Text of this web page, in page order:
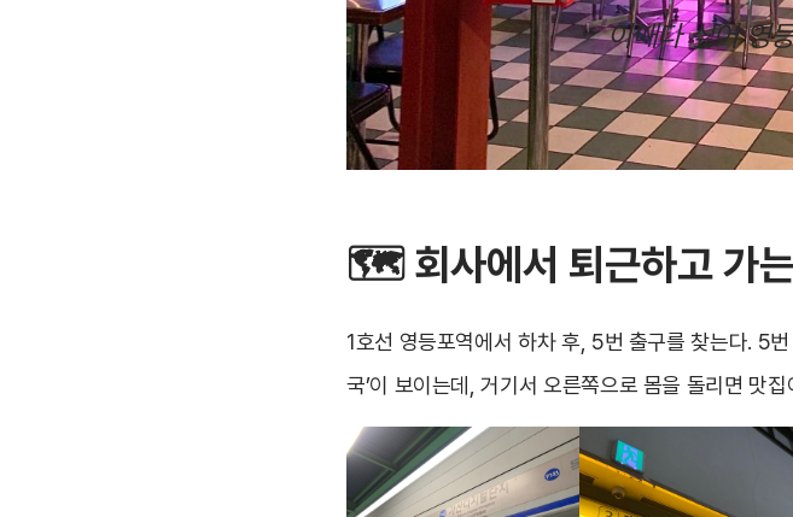
이때다 싶어 영
🗺회사에서 퇴근하고가
1호선 영등포역에서 하차 후, 5번 출구를 찾는다. 5
국’이 보이는데, 거기서 오른쪽으로 몸을 돌리면 맛